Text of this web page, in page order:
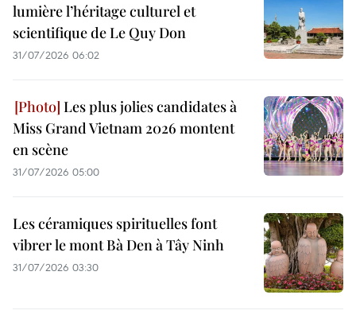
lumière l’héritage culturel et
scientifique de Le Quy Don
31/07/2026 06:02
Les plus jolies candidates à
Miss Grand Vietnam 2026 montent
en scène
31/07/2026 05:00
Les céramiques spirituelles font
vibrer le mont Bà Den à Tây Ninh
31/07/2026 03:30